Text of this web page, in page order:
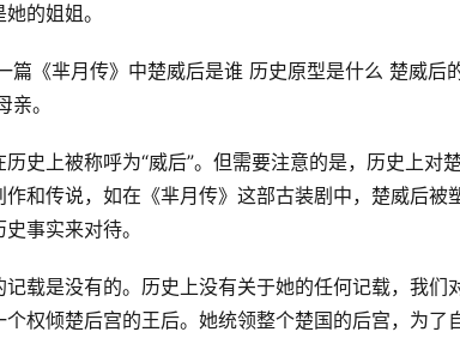
的姐姐。
《芈月传》中楚威后是谁 历史原型是什么 楚威后
。
史上被称呼为“威后”。但需要注意的是，历史上对
和传说，如在《芈月传》这部古装剧中，楚威后被
事实来对待。
载是没有的。历史上没有关于她的任何记载，我们
权倾楚后宫的王后。她统领整个楚国的后宫，为了